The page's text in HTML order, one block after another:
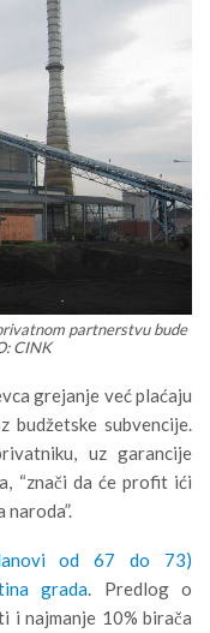
partnerstvu bude
CINK
grejanje već plaćaju
subvencije.
uz garancije
“znači da će profit ići
od 67 do 73)
grada. Predlog o
i najmanje 10% birača